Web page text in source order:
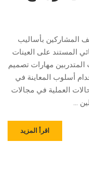
المشاركين بأساليب
المستند على العينات
المتدربين مهارات تصميم
أسلوب المعاينة في
العملية في مجالات
…
اقرأ المزيد